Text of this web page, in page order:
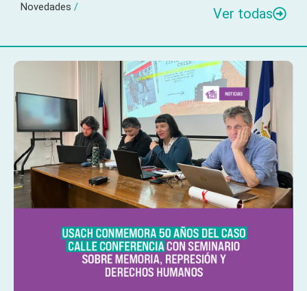
Novedades / Ver todas